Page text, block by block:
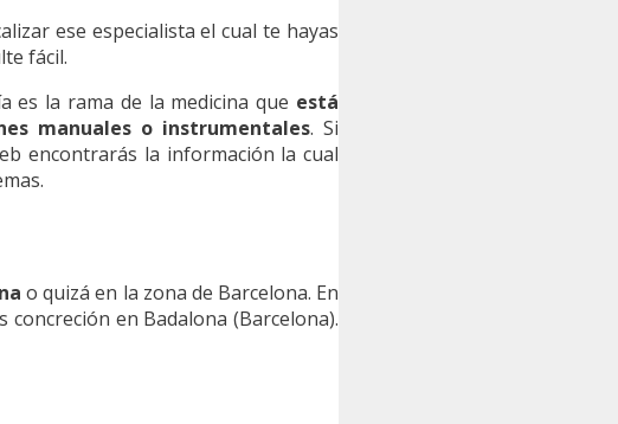
ese especialista el cual te hayas
fácil.
es la rama de la medicina que está
manuales o instrumentales. Si
encontrarás la información la cual
o quizá en la zona de Barcelona. En
en Badalona (Barcelona).